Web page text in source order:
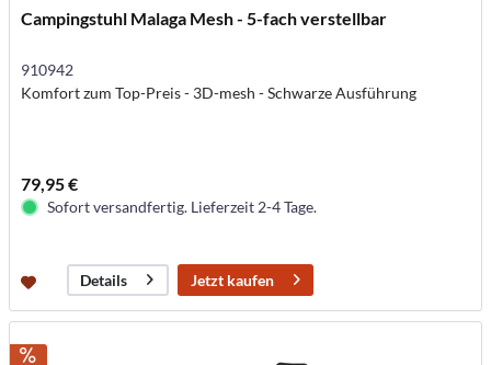
Campingstuhl Malaga Mesh - 5-fach verstellbar
910942
Komfort zum Top-Preis - 3D-mesh - Schwarze Ausführung
79,95 €
Sofort versandfertig. Lieferzeit 2-4 Tage.
Details Jetzt kaufen